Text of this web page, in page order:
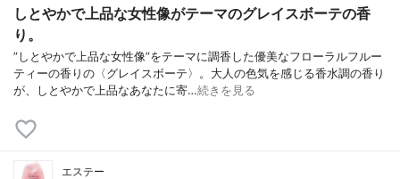
しとやかで上品な女性像がテーマのグレイスボーテの香
り。
”しとやかで上品な女性像”をテーマに調香した優美なフローラルフルー
ティーの香りの〈グレイスボーテ〉。大人の色気を感じる香水調の香り
が、しとやかで上品なあなたに寄…続きを見る
エステー